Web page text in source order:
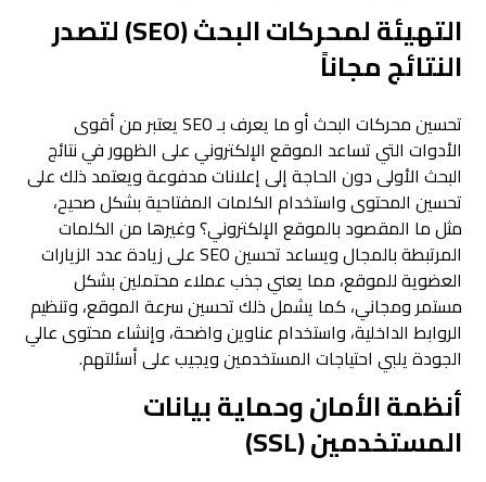
التهيئة لمحركات البحث (SEO) لتصدر
النتائج مجاناً
تحسين محركات البحث أو ما يعرف بـ SEO يعتبر من أقوى
الأدوات التي تساعد الموقع الإلكتروني على الظهور في نتائج
البحث الأولى دون الحاجة إلى إعلانات مدفوعة ويعتمد ذلك على
تحسين المحتوى واستخدام الكلمات المفتاحية بشكل صحيح،
مثل ما المقصود بالموقع الإلكتروني؟ وغيرها من الكلمات
المرتبطة بالمجال ويساعد تحسين SEO على زيادة عدد الزيارات
العضوية للموقع، مما يعني جذب عملاء محتملين بشكل
مستمر ومجاني، كما يشمل ذلك تحسين سرعة الموقع، وتنظيم
الروابط الداخلية، واستخدام عناوين واضحة، وإنشاء محتوى عالي
الجودة يلبي احتياجات المستخدمين ويجيب على أسئلتهم.
أنظمة الأمان وحماية بيانات
المستخدمين (SSL)